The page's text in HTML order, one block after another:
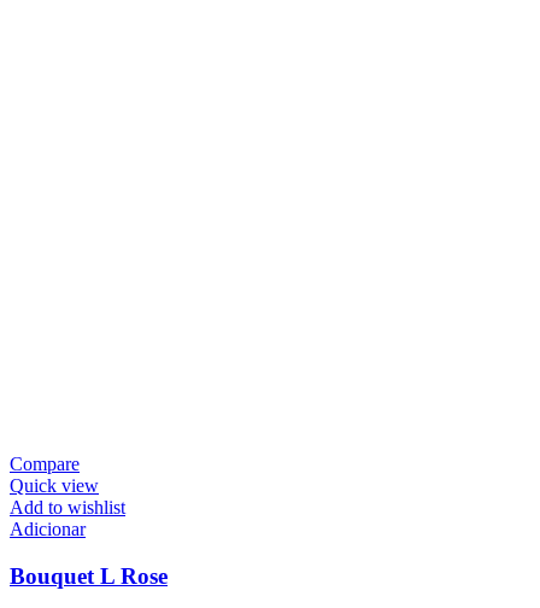
Compare
Quick view
Add to wishlist
Adicionar
Bouquet L Rose